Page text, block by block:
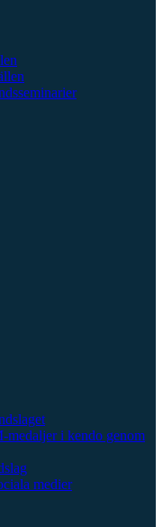
medaljer i kendo genom
medier